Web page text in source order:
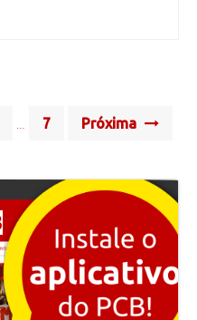
7 Próxima